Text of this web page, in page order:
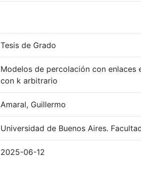
Tesis de Grado
Modelos de percolación con
con k arbitrario
Amaral, Guillermo
Universidad de Buenos Aires.
2025-06-12